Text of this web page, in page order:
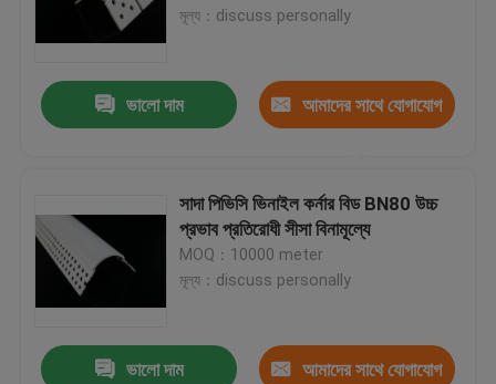
মূল্য：discuss personally
ভালো দাম আমাদের সাথে যোগাযোগ
সাদা পিভিসি ভিনাইল কর্নার বিড BN80 উচ্চ
প্রভাব প্রতিরোধী সীসা বিনামূল্যে
MOQ：10000 meter
মূল্য：discuss personally
ভালো দাম আমাদের সাথে যোগাযোগ